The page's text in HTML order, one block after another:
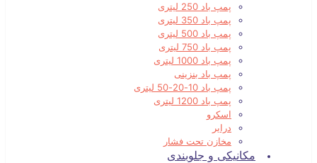
پمپ باد 250 لیتری
پمپ باد 350 لیتری
پمپ باد 500 لیتری
پمپ باد 750 لیتری
پمپ باد 1000 لیتری
پمپ باد بنزینی
پمپ باد 10-20-50 لیتری
پمپ باد 1200 لیتری
اسکرو
درایر
مخازن تحت فشار
مکانیکی و جلوبندی